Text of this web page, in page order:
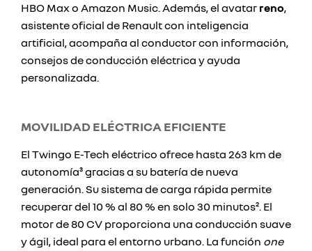
HBO Max o Amazon Music. Además, el avatar reno,
asistente oficial de Renault con inteligencia
artificial, acompaña al conductor con información,
consejos de conducción eléctrica y ayuda
personalizada.
MOVILIDAD ELÉCTRICA EFICIENTE
El Twingo E-Tech eléctrico ofrece hasta 263 km de
autonomía³ gracias a su batería de nueva
generación. Su sistema de carga rápida permite
recuperar del 10 % al 80 % en solo 30 minutos². El
motor de 80 CV proporciona una conducción suave
y ágil, ideal para el entorno urbano. La función one